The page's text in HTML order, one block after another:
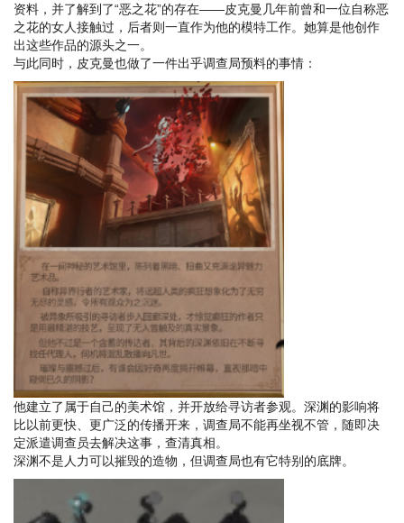
资料，并了解到了“恶之花”的存在——皮克曼几年前曾和一位自称恶
之花的女人接触过，后者则一直作为他的模特工作。她算是他创作
出这些作品的源头之一。
与此同时，皮克曼也做了一件出乎调查局预料的事情：
他建立了属于自己的美术馆，并开放给寻访者参观。深渊的影响将
比以前更快、更广泛的传播开来，调查局不能再坐视不管，随即决
定派遣调查员去解决这事，查清真相。
深渊不是人力可以摧毁的造物，但调查局也有它特别的底牌。